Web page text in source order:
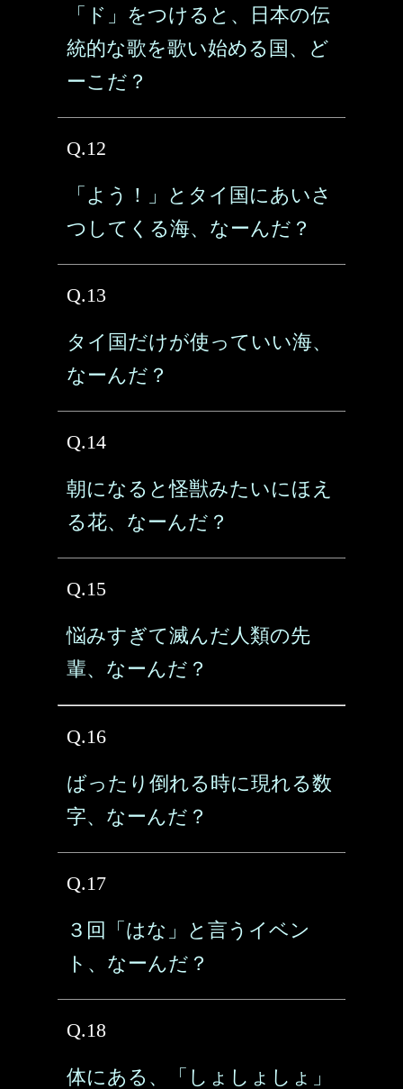
「ド」をつけると、日本の伝
統的な歌を歌い始める国、ど
ーこだ？
Q.12
「よう！」とタイ国にあいさ
つしてくる海、なーんだ？
Q.13
タイ国だけが使っていい海、
なーんだ？
Q.14
朝になると怪獣みたいにほえ
る花、なーんだ？
Q.15
悩みすぎて滅んだ人類の先
輩、なーんだ？
Q.16
ばったり倒れる時に現れる数
字、なーんだ？
Q.17
３回「はな」と言うイベン
ト、なーんだ？
Q.18
体にある、「しょしょしょ」